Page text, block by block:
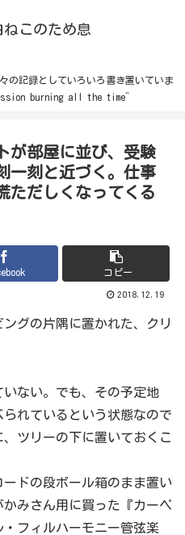
このため息
の記録としていろいろ書き置いていま
burning all the time”
が部屋に並び、受験
一刻と近づく。仕事
ただしくなってくる
コピー
2018.12.19
グの片隅に置かれた、クリ
ない。でも、その予定地
れているという状態なので
ツリーの下に置いておくこ
ドの段ボール箱のまま置い
みさん用に買った『カーペ
フィルハーモニー管弦楽